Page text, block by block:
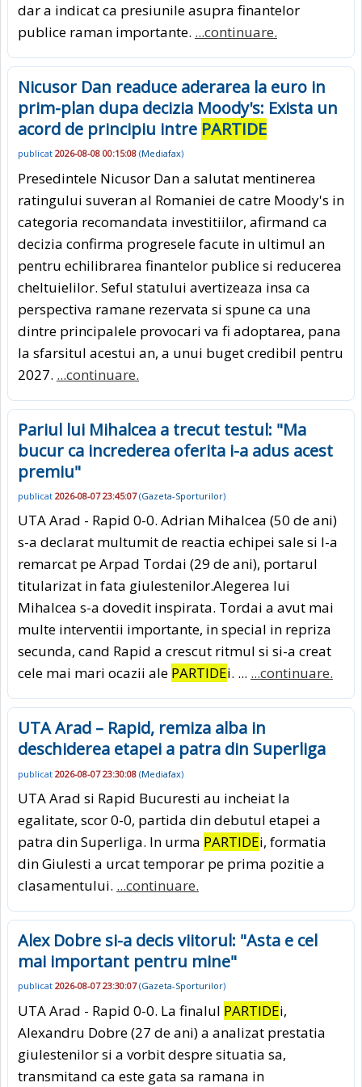
dar a indicat ca presiunile asupra finantelor
publice raman importante. ...continuare.
Nicusor Dan readuce aderarea la euro in
prim-plan dupa decizia Moody's: Exista un
acord de principiu intre PARTIDE
publicat 2026-08-08 00:15:08 (Mediafax)
Presedintele Nicusor Dan a salutat mentinerea
ratingului suveran al Romaniei de catre Moody's in
categoria recomandata investitiilor, afirmand ca
decizia confirma progresele facute in ultimul an
pentru echilibrarea finantelor publice si reducerea
cheltuielilor. Seful statului avertizeaza insa ca
perspectiva ramane rezervata si spune ca una
dintre principalele provocari va fi adoptarea, pana
la sfarsitul acestui an, a unui buget credibil pentru
2027. ...continuare.
Pariul lui Mihalcea a trecut testul: "Ma
bucur ca increderea oferita i-a adus acest
premiu"
publicat 2026-08-07 23:45:07(Gazeta-Sporturilor)
UTA Arad - Rapid 0-0. Adrian Mihalcea (50 de ani)
s-a declarat multumit de reactia echipei sale si l-a
remarcat pe Arpad Tordai (29 de ani), portarul
titularizat in fata giulestenilor.Alegerea lui
Mihalcea s-a dovedit inspirata. Tordai a avut mai
multe interventii importante, in special in repriza
secunda, cand Rapid a crescut ritmul si si-a creat
cele mai mari ocazii ale PARTIDEi. ... ...continuare.
UTA Arad – Rapid, remiza alba in
deschiderea etapei a patra din Superliga
publicat 2026-08-07 23:30:08 (Mediafax)
UTA Arad si Rapid Bucuresti au incheiat la
egalitate, scor 0-0, partida din debutul etapei a
patra din Superliga. In urma PARTIDEi, formatia
din Giulesti a urcat temporar pe prima pozitie a
clasamentului. ...continuare.
Alex Dobre si-a decis viitorul: "Asta e cel
mai important pentru mine"
publicat 2026-08-07 23:30:07(Gazeta-Sporturilor)
UTA Arad - Rapid 0-0. La finalul PARTIDEi,
Alexandru Dobre (27 de ani) a analizat prestatia
giulestenilor si a vorbit despre situatia sa,
transmitand ca este gata sa ramana in